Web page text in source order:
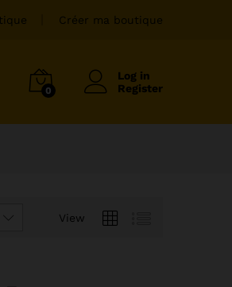
Créer ma boutique
0
Log in
Register
View